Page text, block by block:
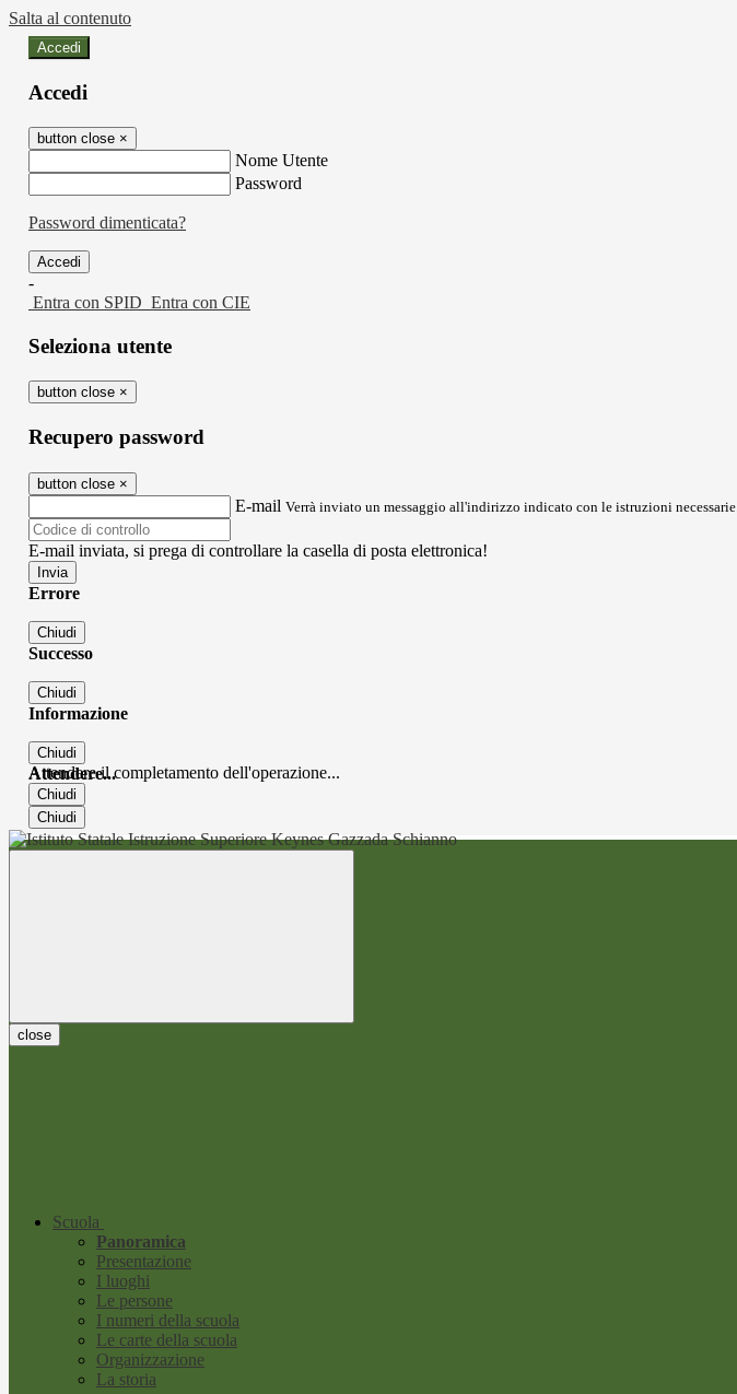
Salta al contenuto
Accedi
Accedi
button close ×
Nome Utente
Password
Password dimenticata?
-
Entra con SPID Entra con CIE
Seleziona utente
button close ×
Recupero password
button close ×
E-mail Verrà inviato un messaggio all'indirizzo indicato con le istruzioni necessarie.
E-mail inviata, si prega di controllare la casella di posta elettronica!
Errore
Chiudi
Successo
Chiudi
Informazione
Chiudi
Attendere...
Attendere il completamento dell'operazione...
Chiudi
Chiudi
close
Scuola
Panoramica
Presentazione
I luoghi
Le persone
I numeri della scuola
Le carte della scuola
Organizzazione
La storia